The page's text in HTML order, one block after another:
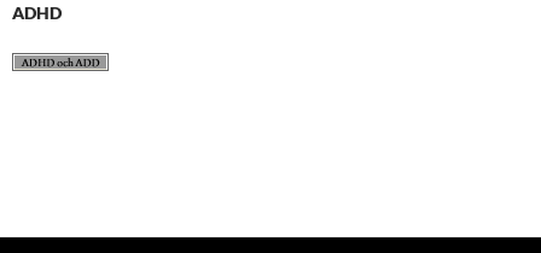
ADHD